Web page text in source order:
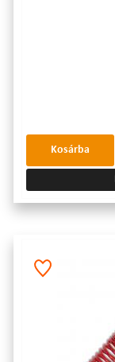
Kosárba